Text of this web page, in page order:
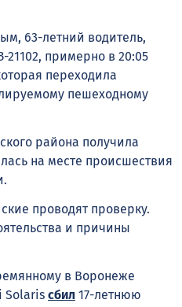
63-летний водитель,
примерно в 20:05
переходила
пешеходному
района получила
на месте происшествия
проводят проверку.
и причины
в Воронеже
Solaris сбил 17-летнюю